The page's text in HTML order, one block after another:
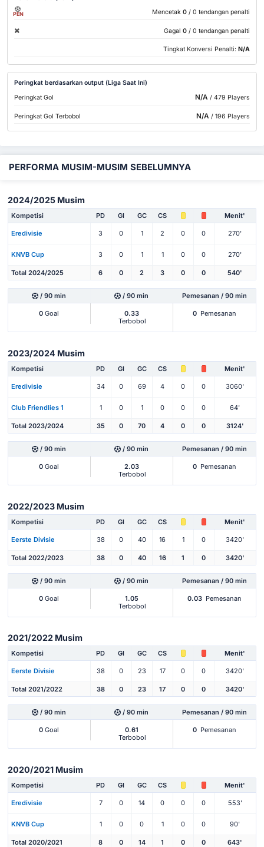
PEN Mencetak 0 / 0 tendangan penalti
Gagal 0 / 0 tendangan penalti
Tingkat Konversi Penalti: N/A
Peringkat berdasarkan output (Liga Saat Ini)
Peringkat Gol
N/A / 479 Players
Peringkat Gol Terbobol N/A / 196 Players
PERFORMA MUSIM-MUSIM SEBELUMNYA
2024/2025 Musim
Kompetisi PD Gl GC CS Menit'
Eredivisie 3 0 1 2 0 0 270'
KNVB Cup 3 0 1 1 0 0 270'
Total 2024/2025 6 0 2 3 0 0 540'
/ 90 min / 90 min Pemesanan / 90 min
0 Goal
0.33
Terbobol
0 Pemesanan
2023/2024 Musim
Kompetisi PD Gl GC CS Menit'
Eredivisie 34 0 69 4 0 0 3060'
Club Friendlies 1 1 0 1 0 0 0 64'
Total 2023/2024 35 0 70 4 0 0 3124'
/ 90 min / 90 min Pemesanan / 90 min
0 Goal
2.03
Terbobol
0 Pemesanan
2022/2023 Musim
Kompetisi PD Gl GC CS Menit'
Eerste Divisie 38 0 40 16 1 0 3420'
Total 2022/2023 38 0 40 16 1 0 3420'
/ 90 min / 90 min Pemesanan / 90 min
0 Goal
1.05
Terbobol
0.03 Pemesanan
2021/2022 Musim
Kompetisi PD Gl GC CS Menit'
Eerste Divisie 38 0 23 17 0 0 3420'
Total 2021/2022 38 0 23 17 0 0 3420'
/ 90 min / 90 min Pemesanan / 90 min
0 Goal
0.61
Terbobol
0 Pemesanan
2020/2021 Musim
Kompetisi PD Gl GC CS Menit'
Eredivisie 7 0 14 0 0 0 553'
KNVB Cup 1 0 0 1 0 0 90'
Total 2020/2021 8 0 14 1 0 0 643'